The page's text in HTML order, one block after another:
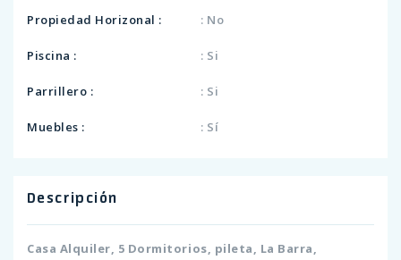
Propiedad Horizonal : : No
Piscina : : Si
Parrillero : : Si
Muebles : : Sí
Descripción
Casa Alquiler, 5 Dormitorios, pileta, La Barra,